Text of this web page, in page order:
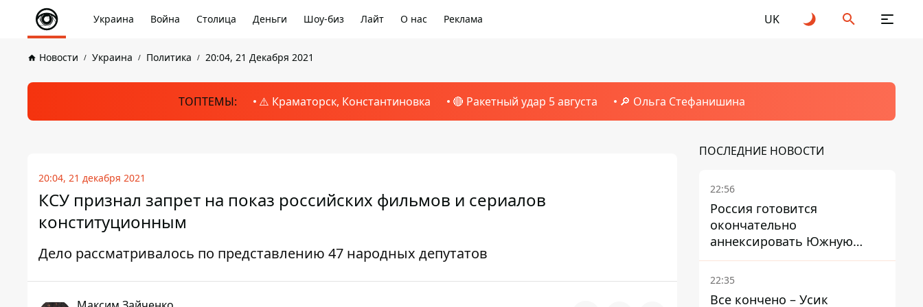
Украина Война Столица Деньги Шоу-биз Лайт О нас Реклама UK
Новости Украина Политика 20:04, 21 Декабря 2021
ТОПТЕМЫ: ⚠️ Краматорск, Константиновка 🔴 Ракетный удар 5 августа 🔎 Ольга Стефанишина
20:04, 21 декабря 2021
КСУ признал запрет на показ российских фильмов и сериалов
конституционным
Дело рассматривалось по представлению 47 народных депутатов
ПОСЛЕДНИЕ НОВОСТИ
22:56
Россия готовится
окончательно
аннексировать Южную
Осетию – страны НАТО
обеспокоены
22:35
Все кончено – Усик